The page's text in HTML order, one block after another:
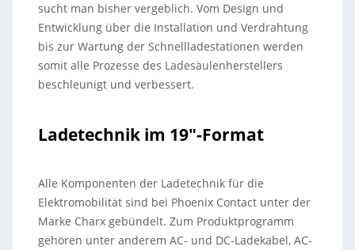
sucht man bisher vergeblich. Vom Design und
Entwicklung über die Installation und Verdrahtung
bis zur Wartung der Schnellladestationen werden
somit alle Prozesse des Ladesäulenherstellers
beschleunigt und verbessert.
Ladetechnik im 19″-Format
Alle Komponenten der Ladetechnik für die
Elektromobilität sind bei Phoenix Contact unter der
Marke Charx gebündelt. Zum Produktprogramm
gehören unter anderem AC- und DC-Ladekabel, AC-